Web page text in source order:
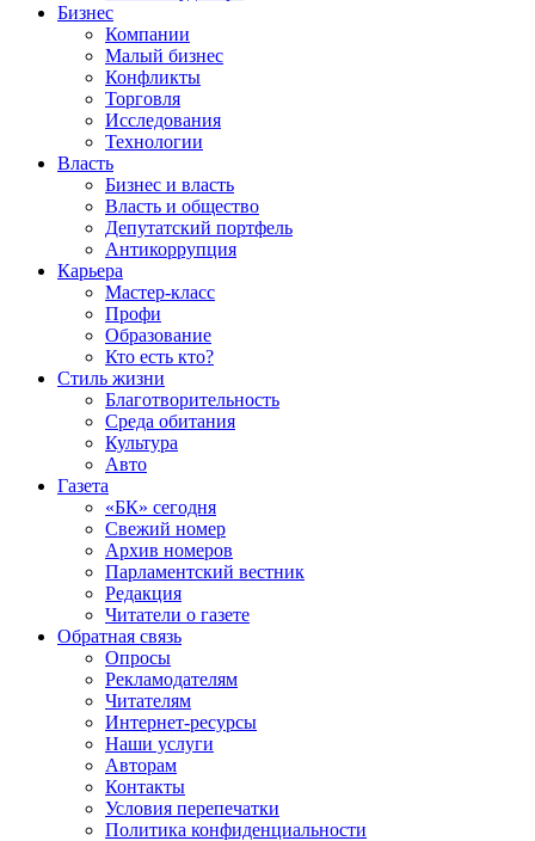
Бизнес
Компании
Малый бизнес
Конфликты
Торговля
Исследования
Технологии
Власть
Бизнес и власть
Власть и общество
Депутатский портфель
Антикоррупция
Карьера
Мастер-класс
Профи
Образование
Кто есть кто?
Стиль жизни
Благотворительность
Среда обитания
Культура
Авто
Газета
«БК» сегодня
Свежий номер
Архив номеров
Парламентский вестник
Редакция
Читатели о газете
Обратная связь
Опросы
Рекламодателям
Читателям
Интернет-ресурсы
Наши услуги
Авторам
Контакты
Условия перепечатки
Политика конфиденциальности